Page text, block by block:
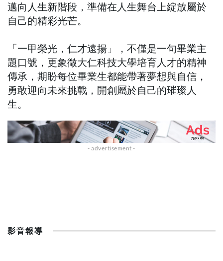
邁向人生新階段，準備在人生舞台上綻放屬於
自己的精彩光芒。
「一甲榮光，仁才遠揚」，不僅是一句畢業主
題口號，更象徵大仁科技大學培育人才的精神
傳承，期盼每位畢業生都能帶著夢想與自信，
勇敢迎向未來挑戰，開創屬於自己的璀璨人
生。
影音報導